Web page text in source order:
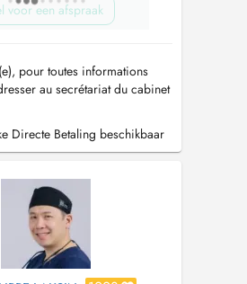
voor een afspraak
pour toutes informations
au secrétariat du cabinet
patient, for all information,
secretariat at
Directe Betaling beschikbaar